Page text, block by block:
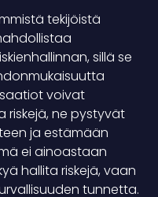
tekijöistä
sillä se
voivat
riskejä, ne pystyvät
ja estämään
ei ainoastaan
hallita riskejä, vaan
tunnetta.